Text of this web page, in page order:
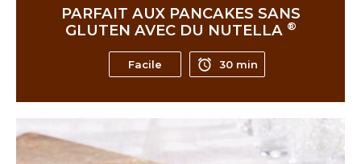
PARFAIT AUX PANCAKES SANS
GLUTEN AVEC DU NUTELLA ®
Facile 30 min